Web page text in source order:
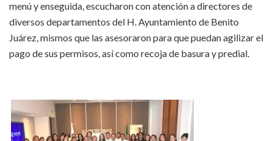
menú y enseguida, escucharon con atención a directores de
diversos departamentos del H. Ayuntamiento de Benito
Juárez, mismos que las asesoraron para que puedan agilizar el
pago de sus permisos, así como recoja de basura y predial.